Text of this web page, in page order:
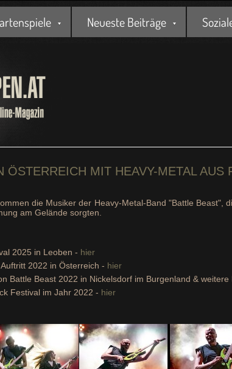
Neueste Beiträge
ÖSTERREICH MIT HEAVY-METAL AUS
die Musiker der Heavy-Metal-Band "Battle Beast",
am Gelände sorgten.
2025 in Leoben - hier
2022 in Österreich - hier
Battle Beast 2022 in Nickelsdorf im Burgenland & weitere
Festival im Jahr 2022 - hier